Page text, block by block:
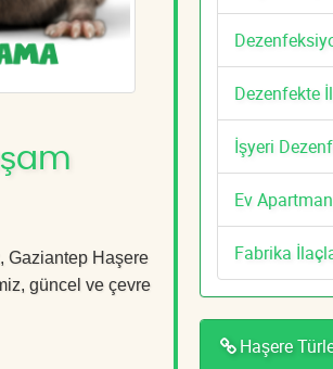
Gaziantep Haşere
güncel ve çevre
Dezenfekte
İşyeri
Ev
Fabrika
Haşere